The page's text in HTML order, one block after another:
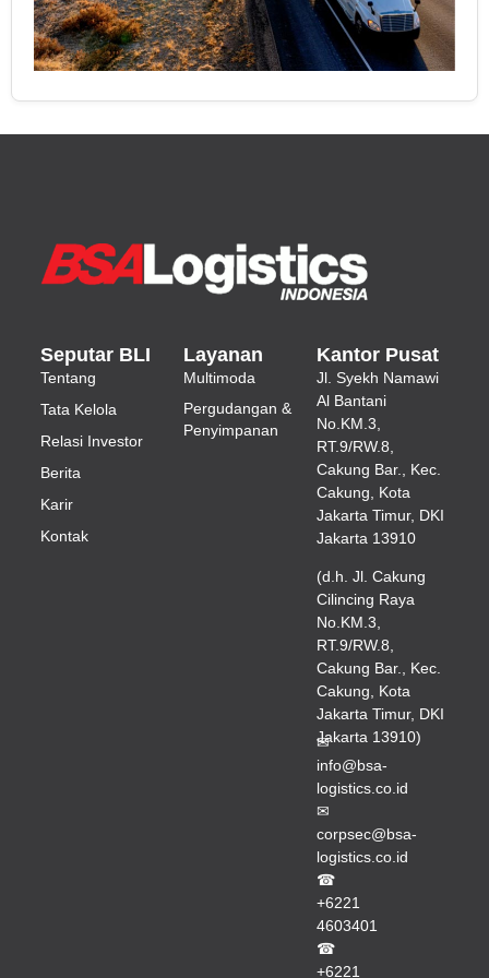
Seputar BLI
Tentang
Tata Kelola
Relasi Investor
Berita
Karir
Kontak
Layanan
Multimoda
Pergudangan &
Penyimpanan
Kantor Pusat
Jl. Syekh Namawi
Al Bantani
No.KM.3,
RT.9/RW.8,
Cakung Bar., Kec.
Cakung, Kota
Jakarta Timur, DKI
Jakarta 13910
(d.h. Jl. Cakung
Cilincing Raya
No.KM.3,
RT.9/RW.8,
Cakung Bar., Kec.
Cakung, Kota
Jakarta Timur, DKI
Jakarta 13910)
✉
info@bsa-
logistics.co.id
✉
corpsec@bsa-
logistics.co.id
☎
+6221
4603401
☎
+6221